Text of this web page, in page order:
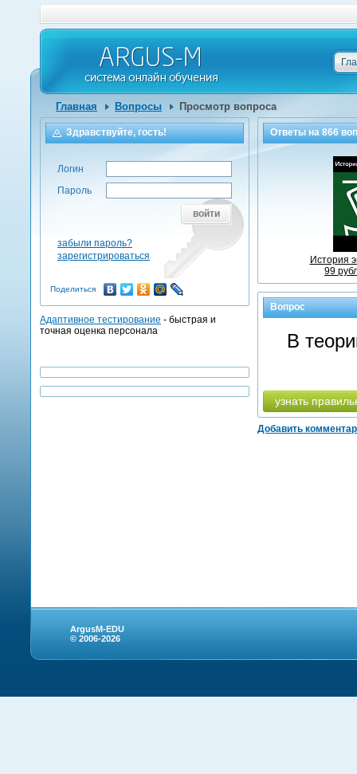
Главная Вопросы Просмотр вопроса
Ответы на866
История
99
Вопрос
В
узнать
Добавить
Здравствуйте, гость!
Логин
Пароль
войти
забыли пароль?
зарегистрироваться
Поделиться
Адаптивное тестирование - быстрая и
точная оценка персонала
ArgusM-EDU
© 2006-2026